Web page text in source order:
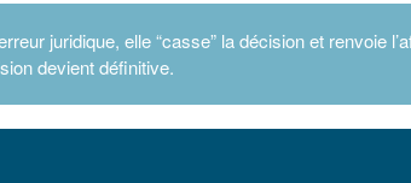
juridique, elle “casse” la décision et renvoie
devient définitive.